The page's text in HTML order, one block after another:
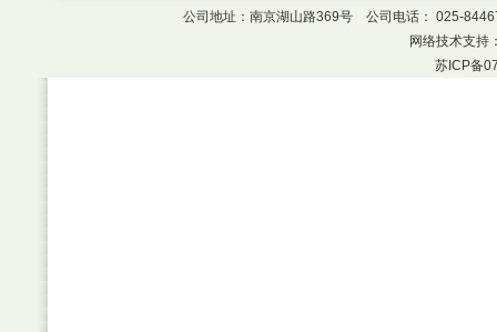
公司地址：南京湖山路369号 公司电话： 025-
网络技术支持
苏ICP备